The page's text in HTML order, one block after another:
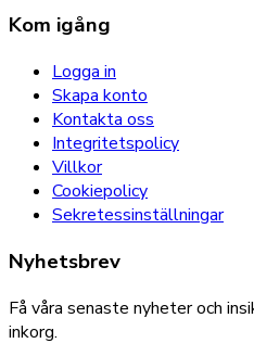
Kom igång
Logga in
Skapa konto
Kontakta oss
Integritetspolicy
Villkor
Cookiepolicy
Sekretessinställningar
Nyhetsbrev
Få våra senaste nyheter och
inkorg.